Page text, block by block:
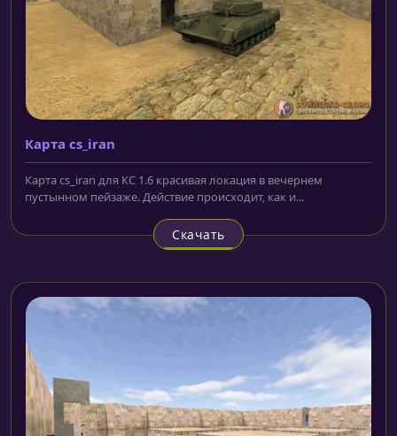
Карта cs_iran
Карта cs_iran для КС 1.6 красивая локация в вечернем
пустынном пейзаже. Действие происходит, как и...
Скачать